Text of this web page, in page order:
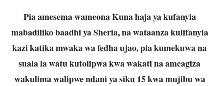
Pia amesema wameona Kuna haja ya kufanyia
mabadiliko baadhi ya Sheria, na wataanza kulifanyia
kazi katika mwaka wa fedha ujao, pia kumekuwa na
suala la watu kutolipwa kwa wakati na ameagiza
wakulima walipwe ndani ya siku 15 kwa mujibu wa